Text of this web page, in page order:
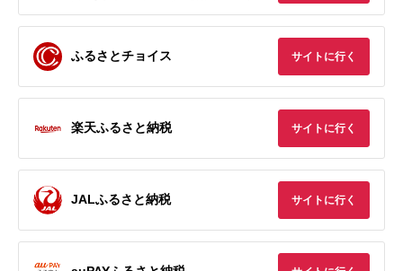
ふるさとチョイス サイトに行く
楽天ふるさと納税 サイトに行く
JALふるさと納税 サイトに行く